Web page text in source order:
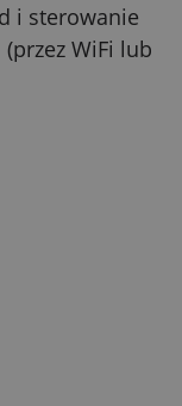
i sterowanie
WiFi lub